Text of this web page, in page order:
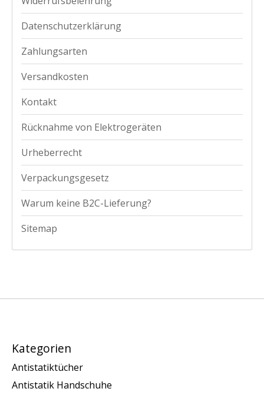
Datenschutzerklärung
Zahlungsarten
Versandkosten
Kontakt
Rücknahme von Elektrogeräten
Urheberrecht
Verpackungsgesetz
Warum keine B2C-Lieferung?
Sitemap
Kategorien
Antistatiktücher
Antistatik Handschuhe